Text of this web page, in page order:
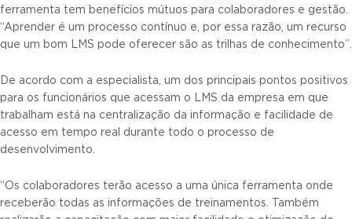
ferramenta tem benefícios mútuos para colaboradores e gestão.
“Aprender é um processo contínuo e, por essa razão, um recurso
que um bom LMS pode oferecer são as trilhas de conhecimento”.
De acordo com a especialista, um dos principais pontos positivos
para os funcionários que acessam o LMS da empresa em que
trabalham está na centralização da informação e facilidade de
acesso em tempo real durante todo o processo de
desenvolvimento.
“Os colaboradores terão acesso a uma única ferramenta onde
receberão todas as informações de treinamentos. Também